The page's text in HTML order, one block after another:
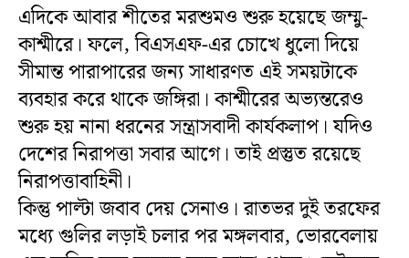
এদিকে আবার শীতের মরশুমও শুরু হয়েছে জম্মু-
কাশ্মীরে। ফলে, বিএসএফ-এর চোখে ধুলো দিয়ে
সীমান্ত পারাপারের জন্য সাধারণত এই সময়টাকে
ব্যবহার করে থাকে জঙ্গিরা। কাশ্মীরের অভ্যন্তরেও
শুরু হয় নানা ধরনের সন্ত্রাসবাদী কার্যকলাপ। যদিও
দেশের নিরাপত্তা সবার আগে। তাই প্রস্তুত রয়েছে
নিরাপত্তাবাহিনী।
কিন্তু পাল্টা জবাব দেয় সেনাও। রাতভর দুই তরফের
মধ্যে গুলির লড়াই চলার পর মঙ্গলবার, ভোরবেলায়